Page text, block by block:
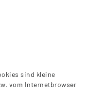
sind kleine
vom Internetbrowser